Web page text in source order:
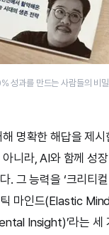
성과를 만드는 사람들의 비
명확한 해답을 제
니라, AI와 함께 성
. 그 능력을 ‘크리티
마인드(Elastic
Insight)’라는 세